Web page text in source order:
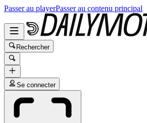
Passer au playerPasser au contenu principal
Rechercher
Se connecter